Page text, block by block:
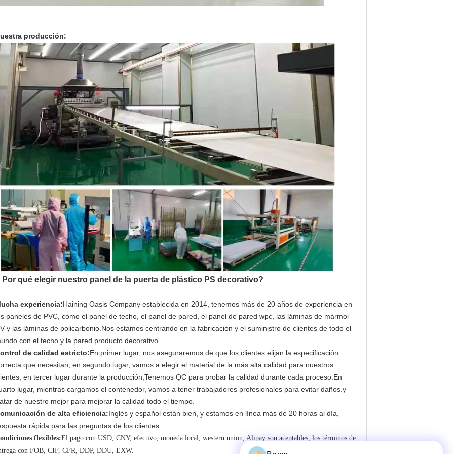
producción:
Por qué elegir nuestro panel de la puerta de plástico PS decorativo?
experiencia:Haining Oasis Company establecida en 2014, tenemos más de 20 años de experiencia en
paneles de PVC, como el panel de techo, el panel de pared, el panel de pared wpc, las láminas de mármol
y las láminas de policarbonio.Nos estamos centrando en la fabricación y el suministro de clientes de todo el
con el techo y la pared producto decorativo.
de calidad estricto:En primer lugar, nos aseguraremos de que los clientes elijan la especificación
que necesitan, en segundo lugar, vamos a elegir el material de la más alta calidad para nuestros
en tercer lugar durante la producción,Tenemos QC para probar la calidad durante cada proceso.En
lugar, mientras cargamos el contenedor, vamos a tener trabajadores profesionales para evitar daños.y
de nuestro mejor para mejorar la calidad todo el tiempo.
de alta eficiencia:Inglés y español están bien, y estamos en línea más de 20 horas al día,
rápida para las preguntas de los clientes.
flexibles:El pago con USD, CNY, efectivo, moneda local, western union, Alipay son aceptables, los términos de
con FOB, CIF, CFR, DDP, DDU, EXW.